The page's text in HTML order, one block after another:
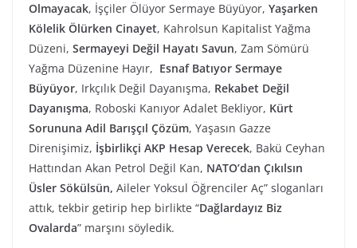
Olmayacak, İşçiler Ölüyor Sermaye Büyüyor, Yaşarken
Kölelik Ölürken Cinayet, Kahrolsun Kapitalist Yağma
Düzeni, Sermayeyi Değil Hayatı Savun, Zam Sömürü
Yağma Düzenine Hayır, Esnaf Batıyor Sermaye
Büyüyor, Irkçılık Değil Dayanışma, Rekabet Değil
Dayanışma, Roboski Kanıyor Adalet Bekliyor, Kürt
Sorununa Adil Barışçıl Çözüm, Yaşasın Gazze
Direnişimiz, İşbirlikçi AKP Hesap Verecek, Bakü Ceyhan
Hattından Akan Petrol Değil Kan, NATO’dan Çıkılsın
Üsler Sökülsün, Aileler Yoksul Öğrenciler Aç” sloganları
attık, tekbir getirip hep birlikte “Dağlardayız Biz
Ovalarda” marşını söyledik.